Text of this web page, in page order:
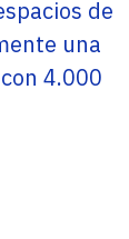
de
una
4.000